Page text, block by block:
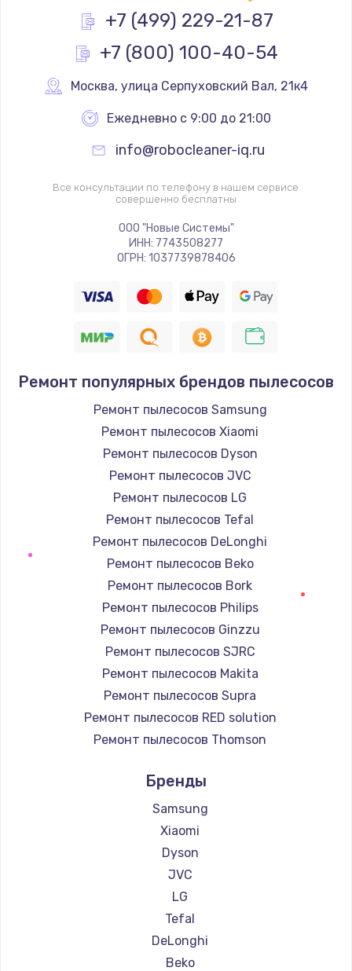
+7 (499) 229-21-87
+7 (800) 100-40-54
Москва, улица Серпуховский Вал, 21к4
Ежедневно с 9:00 до 21:00
info@robocleaner-iq.ru
Все консультации по телефону в нашем сервисе
совершенно бесплатны
ООО "Новые Системы"
ИНН: 7743508277
ОГРН: 1037739878406
Ремонт популярных брендов пылесосов
Ремонт пылесосов Samsung
Ремонт пылесосов Xiaomi
Ремонт пылесосов Dyson
Ремонт пылесосов JVC
Ремонт пылесосов LG
Ремонт пылесосов Tefal
Ремонт пылесосов DeLonghi
Ремонт пылесосов Beko
Ремонт пылесосов Bork
Ремонт пылесосов Philips
Ремонт пылесосов Ginzzu
Ремонт пылесосов SJRC
Ремонт пылесосов Makita
Ремонт пылесосов Supra
Ремонт пылесосов RED solution
Ремонт пылесосов Thomson
Ремонт пылесосов lydsto
Ремонт пылесосов Atvel
Ремонт пылесосов Tineco
Ремонт пылесосов Tuvio
Ремонт пылесосов DEXP
Ремонт пылесосов Haier
Ремонт пылесосов Pioneer
Ремонт пылесосов Electrolux
Ремонт пылесосов Grundig
Бренды
Samsung
Xiaomi
Dyson
JVC
LG
Tefal
DeLonghi
Beko